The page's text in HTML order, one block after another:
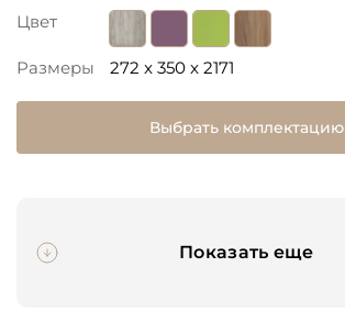
Цвет
Размеры 272 x 350 x 2171
Выбрать комплектацию
Показать еще